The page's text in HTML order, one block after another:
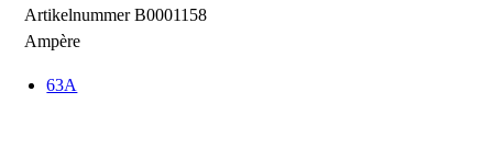
ArtikelnummerB0001158
Ampère
63A